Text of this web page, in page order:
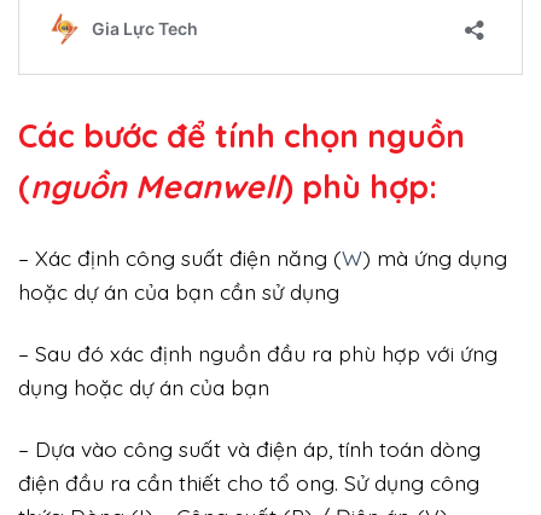
Các bước để tính chọn nguồn
(nguồn Meanwell) phù hợp:
– Xác định công suất điện năng (W) mà ứng dụng
hoặc dự án của bạn cần sử dụng
– Sau đó xác định nguồn đầu ra phù hợp với ứng
dụng hoặc dự án của bạn
– Dựa vào công suất và điện áp, tính toán dòng
điện đầu ra cần thiết cho tổ ong. Sử dụng công